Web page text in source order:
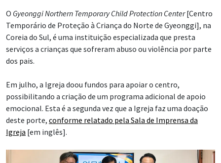
O Gyeonggi Northern Temporary Child Protection Center[Centro
Temporário de Proteção à Criança do Norte de Gyeonggi], na
Coreia do Sul, é uma instituição especializada que presta
serviços a crianças que sofreram abuso ou violência por parte
dos pais.
Em julho, a Igreja doou fundos para apoiar o centro,
possibilitando a criação de um programa adicional de apoio
emocional. Esta é a segunda vez que a Igreja faz uma doação
deste porte, conforme relatado pela Sala de Imprensa da
Igreja [em inglês].